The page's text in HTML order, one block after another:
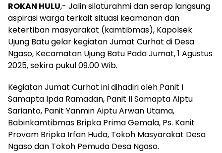
ROKAN HULU,- Jalin silaturahmi dan serap langsung
aspirasi warga terkait situasi keamanan dan
ketertiban masyarakat (kamtibmas), Kapolsek
Ujung Batu gelar kegiatan Jumat Curhat di Desa
Ngaso, Kecamatan Ujung Batu Pada Jumat, 1 Agustus
2025, sekira pukul 09.00 Wib.
Kegiatan Jumat Curhat ini dihadiri oleh Panit I
Samapta Ipda Ramadan, Panit II Samapta Aiptu
Sarianto, Panit Yanmin Aiptu Arwan Utama,
Babinkamtibmas Bripka Prima Gemala, Ps. Kanit
Provam Bripka Irfan Huda, Tokoh Masyarakat Desa
Ngaso dan Tokoh Pemuda Desa Ngaso.